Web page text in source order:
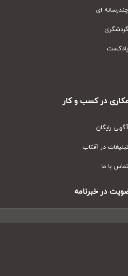
ای
در کسب و کار
رایگان
در آفتاب
با ما
در خبرنامه